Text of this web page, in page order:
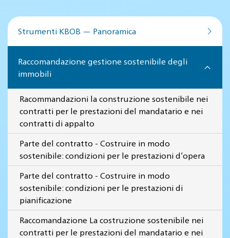
Strumenti KBOB — Panoramica
Raccomandazione gestione sostenibile degli
immobili
Racommandazioni la construzione sostenibile nei
contratti per le prestazioni del mandatario e nei
contratti di appalto
Parte del contratto - Costruire in modo
sostenibile: condizioni per le prestazioni d’opera
Parte del contratto - Costruire in modo
sostenibile: condizioni per le prestazioni di
pianificazione
Raccomandazione La costruzione sostenibile nei
contratti per le prestazioni del mandatario e nei